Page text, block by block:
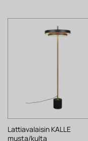
Lattiavalaisin KALLE
musta/kulta